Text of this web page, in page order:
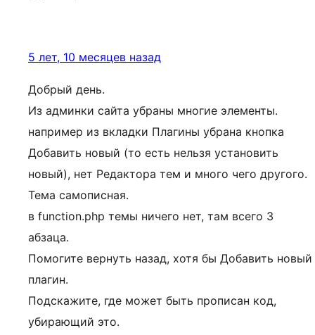
5 лет, 10 месяцев назад
Добрый день.
Из админки сайта убраны многие элементы.
например из вкладки Плагины убрана кнопка
Добавить новый (то есть нельзя установить
новый), нет Редактора тем и много чего другого.
Тема самописная.
в function.php темы ничего нет, там всего 3
абзаца.
Помогите вернуть назад, хотя бы Добавить новый
плагин.
Подскажите, где может быть прописан код,
убирающий это.